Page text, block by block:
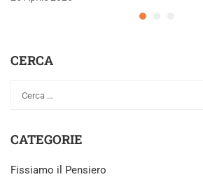
CERCA
CATEGORIE
Fissiamo il Pensiero